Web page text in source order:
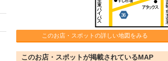
このお店・スポットの詳しい地図をみる
このお店・スポットが掲載されているMAP